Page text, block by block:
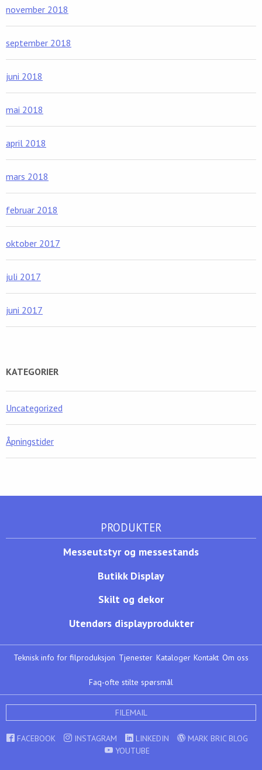
november 2018
september 2018
juni 2018
mai 2018
april 2018
mars 2018
februar 2018
oktober 2017
juli 2017
juni 2017
KATEGORIER
Uncategorized
Åpningstider
PRODUKTER
Messeutstyr og messestands
Butikk Display
Skilt og dekor
Utendørs displayprodukter
Teknisk info for filproduksjon Tjenester Kataloger Kontakt Om oss
Faq-ofte stilte spørsmål
FILEMAIL
FACEBOOK INSTAGRAM LINKEDIN
MARK BRIC BLOG
YOUTUBE